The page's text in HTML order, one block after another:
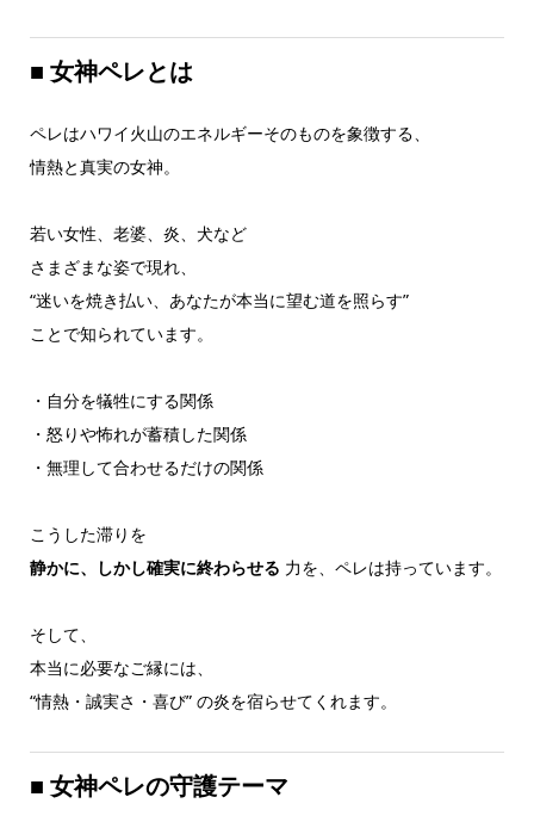
■ 女神ペレとは
ペレはハワイ火山のエネルギーそのものを象徴する、
情熱と真実の女神。
若い女性、老婆、炎、犬など
さまざまな姿で現れ、
“迷いを焼き払い、あなたが本当に望む道を照らす”
ことで知られています。
・自分を犠牲にする関係
・怒りや怖れが蓄積した関係
・無理して合わせるだけの関係
こうした滞りを
静かに、しかし確実に終わらせる 力を、ペレは持っています。
そして、
本当に必要なご縁には、
“情熱・誠実さ・喜び” の炎を宿らせてくれます。
■ 女神ペレの守護テーマ